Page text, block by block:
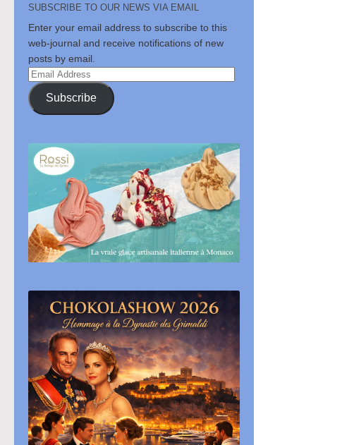
SUBSCRIBE TO OUR NEWS VIA EMAIL
Enter your email address to subscribe to this
web-journal and receive notifications of new
posts by email.
Email
Address
Subscribe